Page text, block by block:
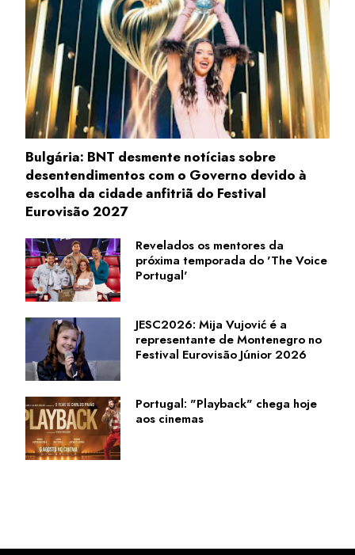
Bulgária: BNT desmente notícias sobre
desentendimentos com o Governo devido à
escolha da cidade anfitriã do Festival
Eurovisão 2027
Revelados os mentores da
próxima temporada do 'The Voice
Portugal'
JESC2026: Mija Vujović é a
representante de Montenegro no
Festival Eurovisão Júnior 2026
Portugal: "Playback" chega hoje
aos cinemas